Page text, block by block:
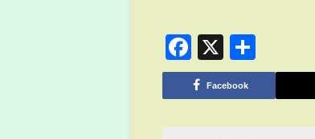
Facebook
X
有
Facebook